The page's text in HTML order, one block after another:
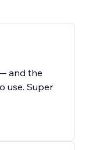
and the
use. Super